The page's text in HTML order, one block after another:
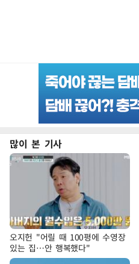
많이 본 기사
오지헌 "어릴 때 100평에 수영장
있는 집…안 행복했다"